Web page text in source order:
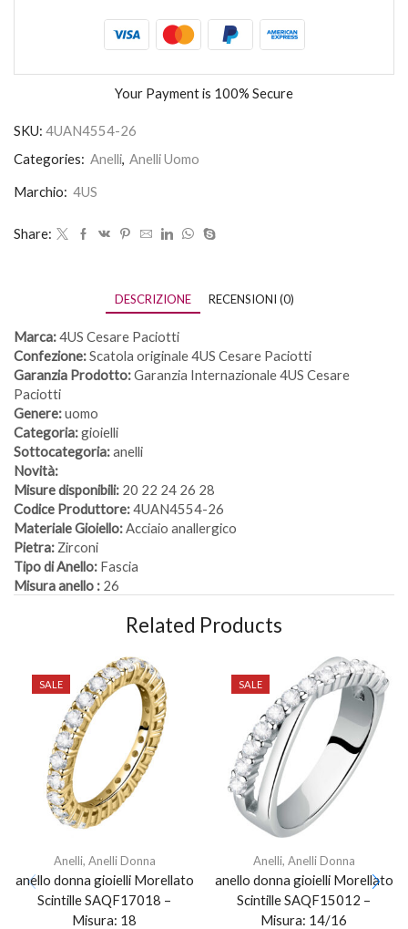
Your Payment is 100% Secure
SKU: 4UAN4554-26
Categories: Anelli, Anelli Uomo
Marchio: 4US
Share:
DESCRIZIONE RECENSIONI (0)
Marca:4US Cesare Paciotti
Confezione:Scatola originale 4US Cesare Paciotti
Garanzia Prodotto:Garanzia Internazionale 4US Cesare
Paciotti
Genere:uomo
Categoria:gioielli
Sottocategoria:anelli
Novità:
Misure disponibili: 20 22 24 26 28
Codice Produttore:4UAN4554-26
Materiale Gioiello:Acciaio anallergico
Pietra: Zirconi
Tipo di Anello: Fascia
Misura anello : 26
Related Products
SALE
Anelli, Anelli Donna
anello donna gioielli Morellato
Scintille SAQF17018 –
Misura: 18
SALE
Anelli, Anelli Donna
anello donna gioielli Morellato
Scintille SAQF15012 –
Misura: 14/16